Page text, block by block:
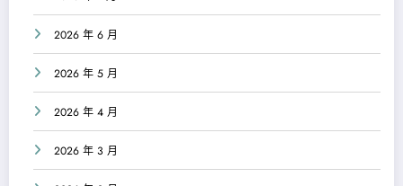
2026 年 6 月
2026 年 5 月
2026 年 4 月
2026 年 3 月